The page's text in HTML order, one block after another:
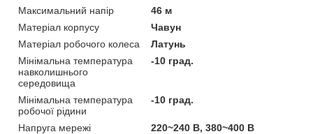
Максимальний напір
46 м
Матеріал корпусу
Чавун
Матеріал робочого колеса
Латунь
Мінімальна температура
навколишнього
середовища
-10 град.
Мінімальна температура
робочої рідини
-10 град.
Напруга мережі
220~240 В, 380~400 В